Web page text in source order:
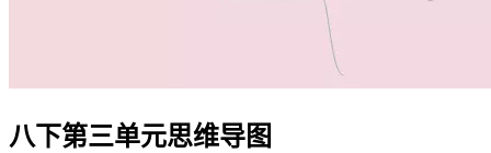
八下第三单元思维导图